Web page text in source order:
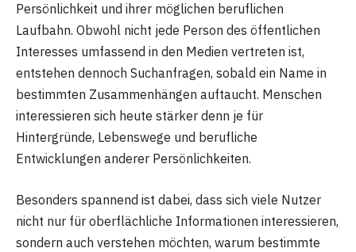
Persönlichkeit und ihrer möglichen beruflichen
Laufbahn. Obwohl nicht jede Person des öffentlichen
Interesses umfassend in den Medien vertreten ist,
entstehen dennoch Suchanfragen, sobald ein Name in
bestimmten Zusammenhängen auftaucht. Menschen
interessieren sich heute stärker denn je für
Hintergründe, Lebenswege und berufliche
Entwicklungen anderer Persönlichkeiten.
Besonders spannend ist dabei, dass sich viele Nutzer
nicht nur für oberflächliche Informationen interessieren,
sondern auch verstehen möchten, warum bestimmte